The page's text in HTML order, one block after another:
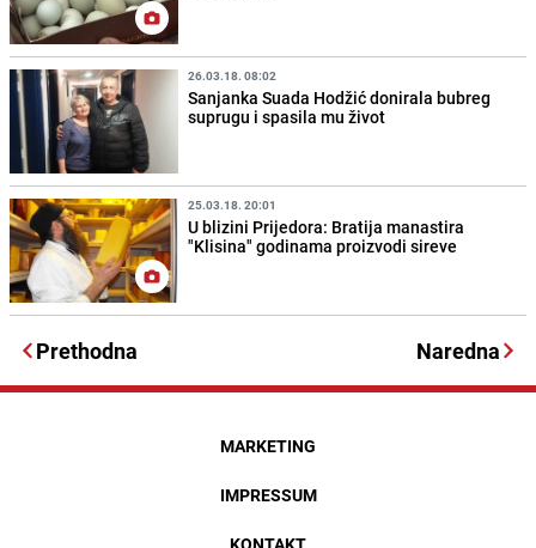
26.03.18. 08:02
Sanjanka Suada Hodžić donirala bubreg
suprugu i spasila mu život
25.03.18. 20:01
U blizini Prijedora: Bratija manastira
"Klisina" godinama proizvodi sireve
Prethodna Naredna
MARKETING
IMPRESSUM